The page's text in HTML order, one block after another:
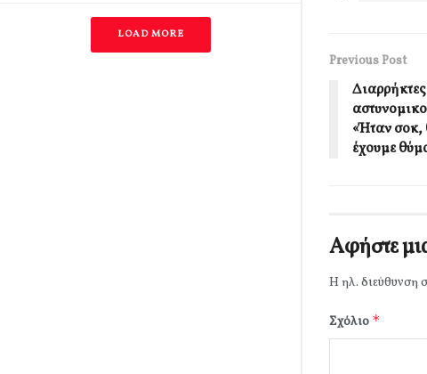
LOAD MORE
Previous Post
«Ήταν
έχουμε
Αφήστε
Η ηλ. διεύθυνση
Σχόλιο *